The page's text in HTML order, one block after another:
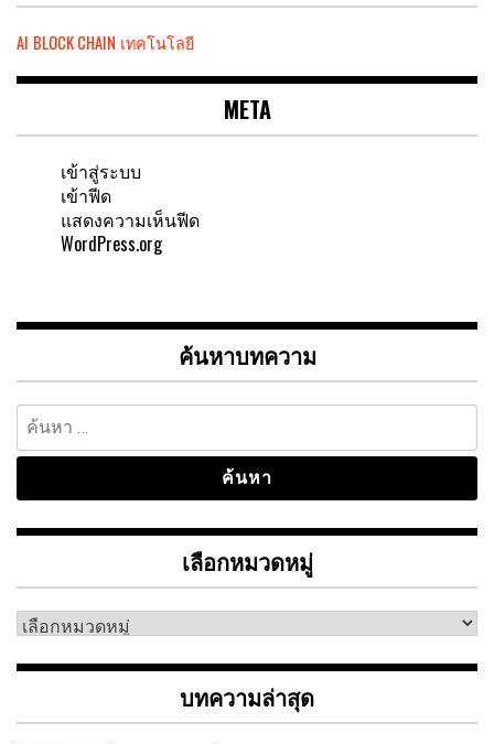
AI BLOCK CHAIN เทคโนโลยี
META
เข้าสู่ระบบ
เข้าฟีด
แสดงความเห็นฟีด
WordPress.org
ค้นหาบทความ
ค้นหา
สำหรับ:
เลือกหมวดหมู่
เลือก
หมู่
บทความล่าสุด